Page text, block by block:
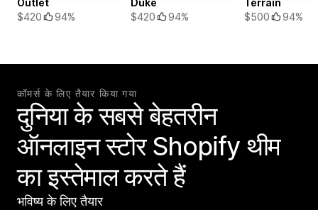
Outlet
$420
94%
Duke
$420
94%
Terrain
$500
94%
कॉमर्स के लिए तैयार किया गया
दुनिया के सबसे बेहतरीन
ऑनलाइन स्टोर Shopify थीम
का इस्तेमाल करते हैं
भविष्य के लिए तैयार